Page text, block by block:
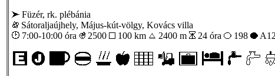
Füzér, rk. plébánia
Sátoraljaújhely, Május-kút-völgy, Kovács villa
7:00-10:00 óra
2500 100 km 2400 m 24 óra 198